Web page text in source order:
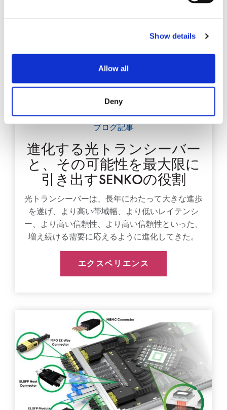
Show details
Allow all
Deny
ブログ記事
進化する光トランシーバー
と、その可能性を最大限に
引き出すSENKOの役割
光トランシーバーは、長年にわたって大きな進歩
を遂げ、より高い帯域幅、より低いレイテンシ
ー、より高い信頼性、より高い信頼性といった、
増え続ける需要に応えるように進化してきた。
エクスペリエンス